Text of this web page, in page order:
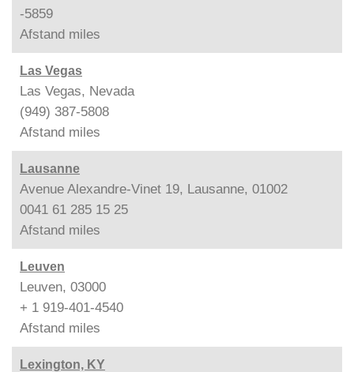
-5859
Afstand miles
Las Vegas
Las Vegas, Nevada
(949) 387-5808
Afstand miles
Lausanne
Avenue Alexandre-Vinet 19, Lausanne, 01002
0041 61 285 15 25
Afstand miles
Leuven
Leuven, 03000
+ 1 919-401-4540
Afstand miles
Lexington, KY